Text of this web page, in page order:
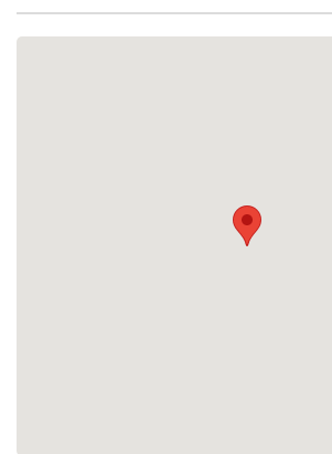
พื้นที่สวนภูมิทัศน์และทางวิ่งออกกำลังกา